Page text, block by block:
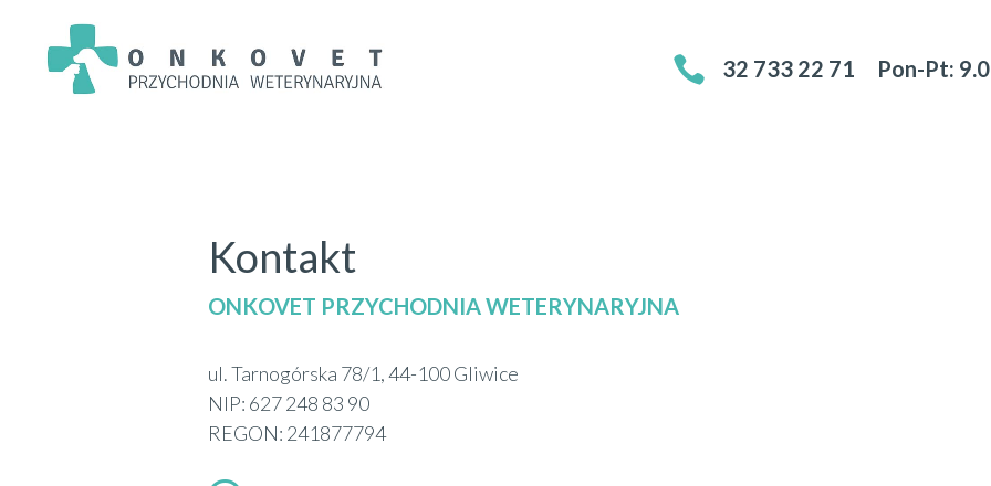
 32 733 22 71 Pon-Pt:
Kontakt
ONKOVET PRZYCHODNIA WETERYNARYJNA
ul. Tarnogórska 78/1, 44-100 Gliwice
NIP: 627 248 83 90
REGON: 241877794